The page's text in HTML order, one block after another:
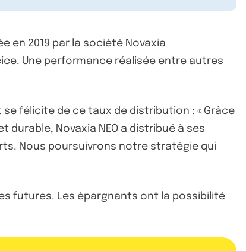
en 2019 par la société Novaxia
Une performance réalisée entre autres
félicite de ce taux de distribution : « Grâce
Novaxia NEO a distribué à ses
Nous poursuivrons notre stratégie qui
futures. Les épargnants ont la possibilité